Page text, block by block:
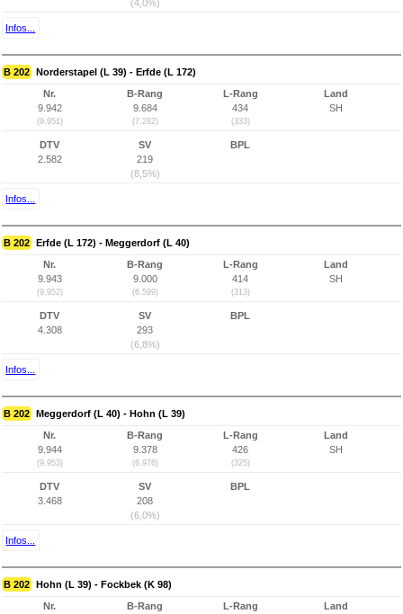
(4,0%)
Infos...
B 202 Norderstapel (L 39) - Erfde (L 172)
Nr.
9.942
(9.951)
B-Rang
9.684
(7.282)
L-Rang
434
(333)
Land
SH
DTV
2.582
SV
219
(8,5%)
BPL
Infos...
B 202 Erfde (L 172) - Meggerdorf (L 40)
Nr.
9.943
(9.952)
B-Rang
9.000
(6.599)
L-Rang
414
(313)
Land
SH
DTV
4.308
SV
293
(6,8%)
BPL
Infos...
B 202 Meggerdorf (L 40) - Hohn (L 39)
Nr.
9.944
(9.953)
B-Rang
9.378
(6.976)
L-Rang
426
(325)
Land
SH
DTV
3.468
SV
208
(6,0%)
BPL
Infos...
B 202 Hohn (L 39) - Fockbek (K 98)
Nr.
B-Rang
L-Rang
Land